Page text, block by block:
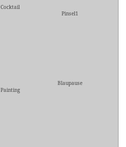
Cocktail
Pinsel1
Painting
Blaupause